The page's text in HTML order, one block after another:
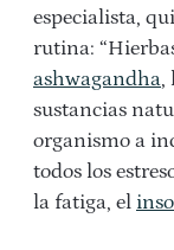
especialista,
rutina:
ashwagandha,
sustancias
organismo a
todos los
la fatiga, el